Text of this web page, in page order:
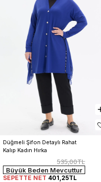
Düğmeli Şifon Detaylı Rahat
Kalıp Kadın Hırka
535,00TL
Büyük Beden Mevcuttur
SEPETTE NET 401,25TL